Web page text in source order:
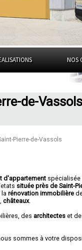
NOS
de-Vassols
Pierre-de-Vassols
d'appartement spécialisée
située près de Saint-
larénovation immobilière
,châteaux.
des architectes et
sommes à votre